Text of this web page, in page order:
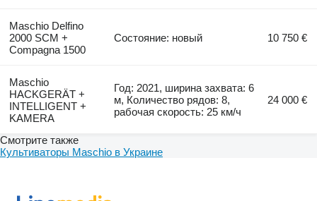
Maschio Delfino
2000 SCM +
Compagna 1500
Состояние: новый 10 750 €
Maschio
HACKGERÄT +
INTELLIGENT +
KAMERA
Год: 2021, ширина захвата: 6
м, Количество рядов: 8,
рабочая скорость: 25 км/ч
24 000 €
Смотрите также
Культиваторы Maschio в Украине